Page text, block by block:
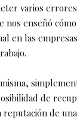
varios
enseñó
en las
de
de